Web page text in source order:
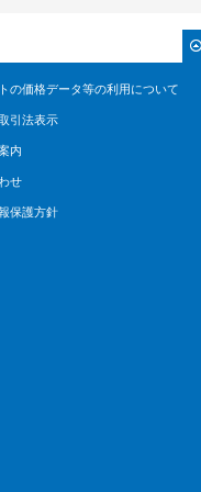
の価格データ等の利用について
引法表示
内
せ
保護方針